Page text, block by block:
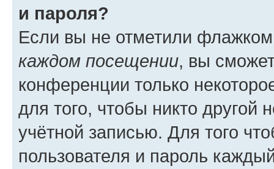
и пароля?
Если вы не отметили
каждом посещении, вы
конференции только
для того, чтобы никто другой
учётной записью. Для того
пользователя и пароль